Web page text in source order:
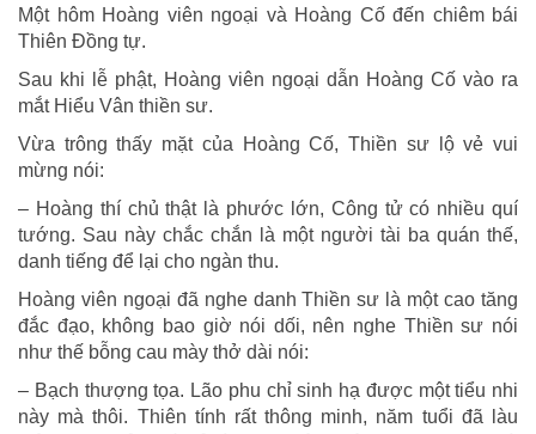
Một hôm Hoàng viên ngoại và Hoàng Cố đến chiêm bái
Thiên Đồng tự.
Sau khi lễ phật, Hoàng viên ngoại dẫn Hoàng Cố vào ra
mắt Hiểu Vân thiền sư.
Vừa trông thấy mặt của Hoàng Cố, Thiền sư lộ vẻ vui
mừng nói:
– Hoàng thí chủ thật là phước lớn, Công tử có nhiều quí
tướng. Sau này chắc chắn là một người tài ba quán thế,
danh tiếng để lại cho ngàn thu.
Hoàng viên ngoại đã nghe danh Thiền sư là một cao tăng
đắc đạo, không bao giờ nói dối, nên nghe Thiền sư nói
như thế bỗng cau mày thở dài nói:
– Bạch thượng tọa. Lão phu chỉ sinh hạ được một tiểu nhi
này mà thôi. Thiên tính rất thông minh, năm tuổi đã làu